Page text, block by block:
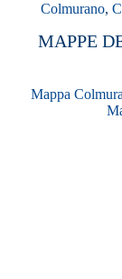
Colmurano,
MAPPE
Mappa